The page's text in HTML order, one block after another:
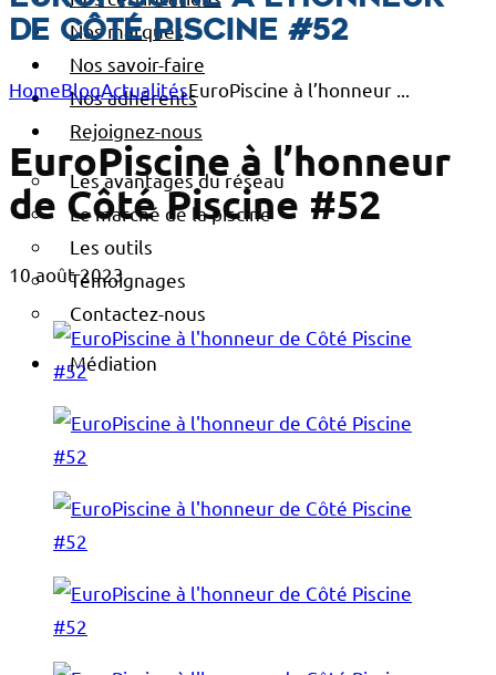
Nos marques
Nos savoir-faire
Nos adhérents
Rejoignez-nous
Les avantages du réseau
Le marché de la piscine
Les outils
Témoignages
Contactez-nous
Médiation
de Côté Piscine #52
HomeBlogActualitésEuroPiscine à l’honneur ...
EuroPiscine à l’honneur
de Côté Piscine #52
10 août 2023